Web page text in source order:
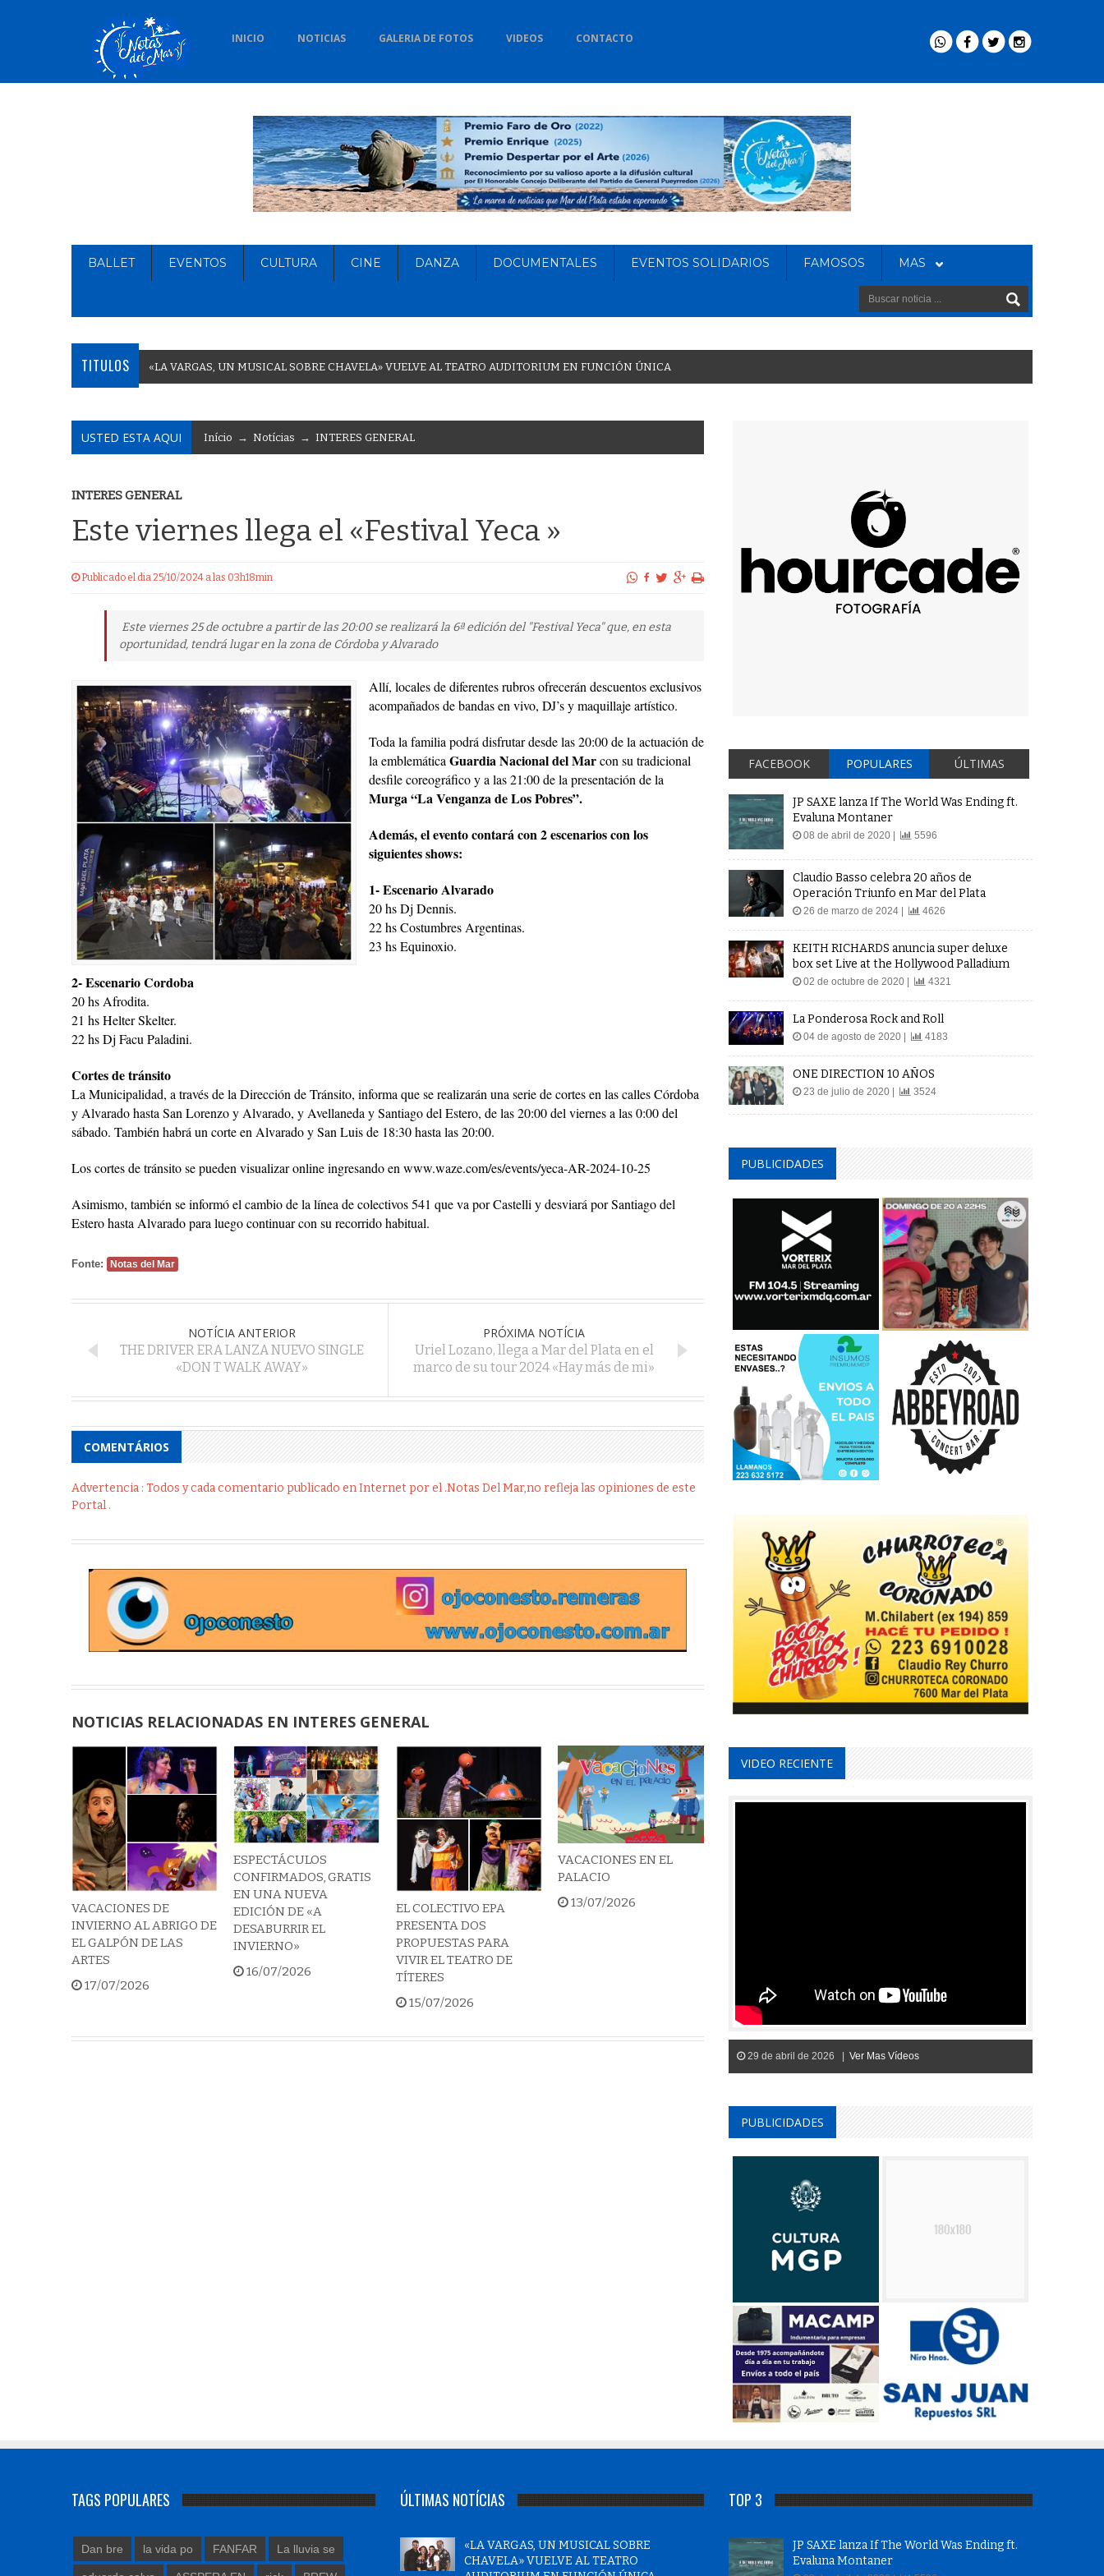
INICIO NOTICIAS GALERIA DE FOTOS VIDEOS CONTACTO
BALLET EVENTOS CULTURA CINE DANZA DOCUMENTALES EVENTOS SOLIDARIOS FAMOSOS MAS
TITULOS «LA VARGAS, UN MUSICAL SOBRE CHAVELA» VUELVE AL TEATRO AUDITORIUM EN FUNCIÓN ÚNICA
USTED ESTA AQUI Início → Notícias → INTERES GENERAL
INTERES GENERAL
Este viernes llega el «Festival Yeca »
Publicado el dia 25/10/2024 a las 03h18min
Este viernes 25 de octubre a partir de las 20:00 se realizará la 6ª edición del "Festival Yeca" que, en esta
oportunidad, tendrá lugar en la zona de Córdoba y Alvarado
Allí, locales de diferentes rubros ofrecerán descuentos exclusivos
acompañados de bandas en vivo, DJ’s y maquillaje artístico.
Toda la familia podrá disfrutar desde las 20:00 de la actuación de
la emblemáticaGuardia Nacional del Marcon su tradicional
desfile coreográfico y a las 21:00 de la presentación de la
Murga “La Venganza de Los Pobres”.
Además, el evento contará con 2 escenarios con los
siguientes shows:
1- Escenario Alvarado
20 hs Dj Dennis.
22 hs Costumbres Argentinas.
23 hs Equinoxio.
2- Escenario Cordoba
20 hs Afrodita.
21 hs Helter Skelter.
22 hs Dj Facu Paladini.
Cortes de tránsito
La Municipalidad, a través de la Dirección de Tránsito, informa que se realizarán una serie de cortes en las calles Córdoba
y Alvarado hasta San Lorenzo y Alvarado, y Avellaneda y Santiago del Estero, de las 20:00 del viernes a las 0:00 del
sábado. También habrá un corte en Alvarado y San Luis de 18:30 hasta las 20:00.
Los cortes de tránsito se pueden visualizar online ingresando en www.waze.com/es/events/yeca-AR-2024-10-25
Asimismo, también se informó el cambio de la línea de colectivos 541 que va por Castelli y desviará por Santiago del
Estero hasta Alvarado para luego continuar con su recorrido habitual.
Fonte: Notas del Mar
NOTÍCIA ANTERIOR
THE DRIVER ERA LANZA NUEVO SINGLE
«DON T WALK AWAY»
PRÓXIMA NOTÍCIA
Uriel Lozano, llega a Mar del Plata en el
marco de su tour 2024 «Hay más de mi»
COMENTÁRIOS
Advertencia : Todos y cada comentario publicado en Internet por el .Notas Del Mar,no refleja las opiniones de este
Portal .
NOTICIAS RELACIONADAS EN INTERES GENERAL
VACACIONES DE
INVIERNO AL ABRIGO DE
EL GALPÓN DE LAS
ARTES
17/07/2026
ESPECTÁCULOS
CONFIRMADOS, GRATIS
EN UNA NUEVA
EDICIÓN DE «A
DESABURRIR EL
INVIERNO»
16/07/2026
EL COLECTIVO EPA
PRESENTA DOS
PROPUESTAS PARA
VIVIR EL TEATRO DE
TÍTERES
15/07/2026
VACACIONES EN EL
PALACIO
13/07/2026
FACEBOOK POPULARES ÚLTIMAS
JP SAXE lanza If The World Was Ending ft.
Evaluna Montaner
08 de abril de 2020 | 5596
Claudio Basso celebra 20 años de
Operación Triunfo en Mar del Plata
26 de marzo de 2024 | 4626
KEITH RICHARDS anuncia super deluxe
box set Live at the Hollywood Palladium
02 de octubre de 2020 | 4321
La Ponderosa Rock and Roll
04 de agosto de 2020 | 4183
ONE DIRECTION 10 AÑOS
23 de julio de 2020 | 3524
PUBLICIDADES
VIDEO RECIENTE
29 de abril de 2026 | Ver Mas Vídeos
PUBLICIDADES
TAGS POPULARES
Dan bre la vida po FANFAR La lluvia se
ÚLTIMAS NOTÍCIAS
«LA VARGAS, UN MUSICAL SOBRE
CHAVELA» VUELVE AL TEATRO
TOP 3
JP SAXE lanza If The World Was Ending ft.
Evaluna Montaner